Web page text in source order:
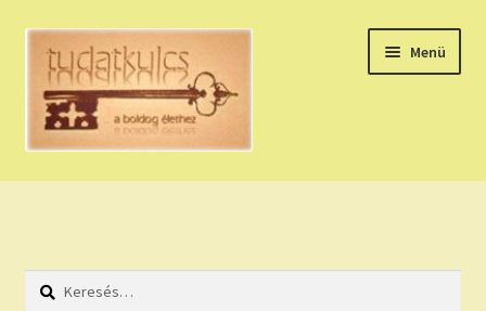
Ugrás
navigációhoz
Kilépés
tartalomba
Menü
HÚZZ EGY KÁRTYÁT!
HOLDNAPTÁR
Keresés: